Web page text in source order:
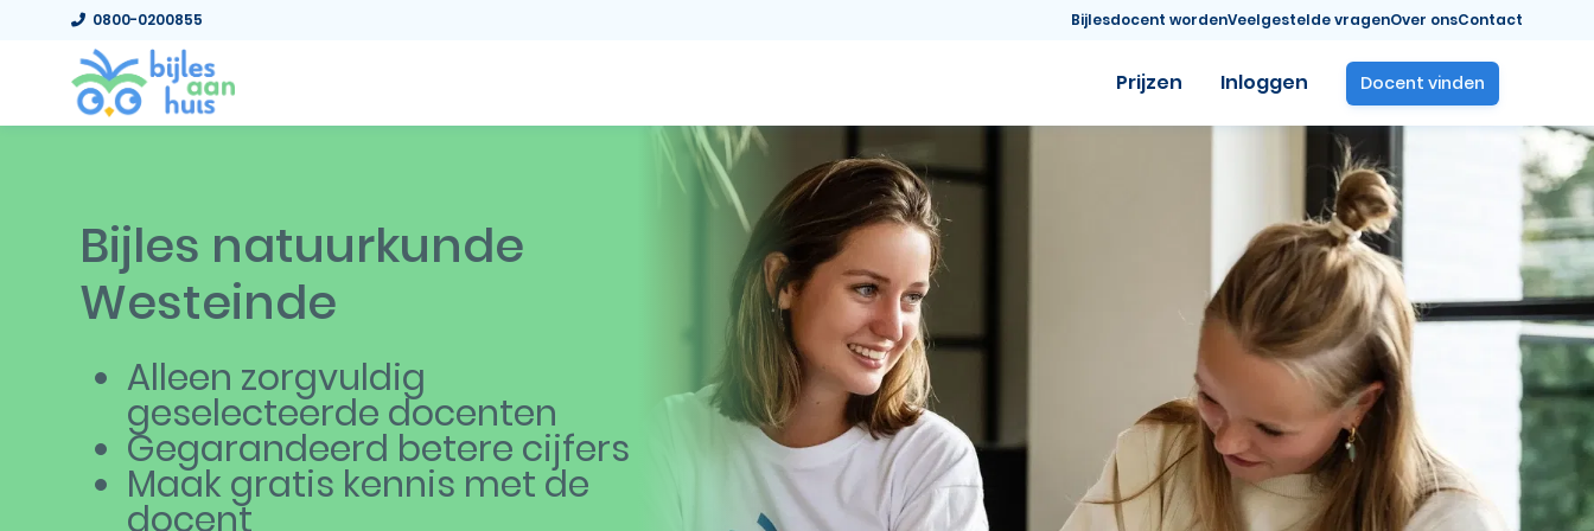
0800-0200855 Bijlesdocent wordenVeelgestelde vragenOver onsContact
Prijzen Inloggen Docent vinden
Bijles natuurkunde
Westeinde
Alleen zorgvuldig
geselecteerde docenten
Gegarandeerd betere cijfers
Maak gratis kennis met de
docent